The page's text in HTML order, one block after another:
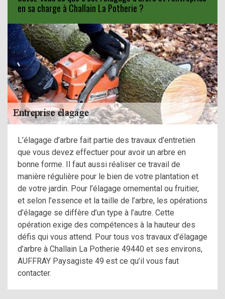
en sa charge à Challain La Potherie ?
L’élagage d’arbre fait partie des travaux d’entretien
que vous devez effectuer pour avoir un arbre en
bonne forme. Il faut aussi réaliser ce travail de
manière régulière pour le bien de votre plantation et
de votre jardin. Pour l’élagage ornemental ou fruitier,
et selon l’essence et la taille de l’arbre, les opérations
d’élagage se diffère d’un type à l’autre. Cette
opération exige des compétences à la hauteur des
défis qui vous attend. Pour tous vos travaux d’élagage
d’arbre à Challain La Potherie 49440 et ses environs,
AUFFRAY Paysagiste 49 est ce qu’il vous faut
contacter.